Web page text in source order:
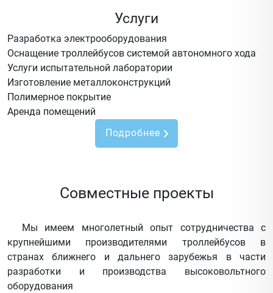
Услуги
Разработка электрооборудования
Оснащение троллейбусов системой автономного хода
Услуги испытательной лаборатории
Изготовление металлоконструкций
Полимерное покрытие
Аренда помещений
Подробнее
Совместные проекты
Мы имеем многолетный опыт сотрудничества с
крупнейшими производителями троллейбусов в
странах ближнего и дальнего зарубежья в части
разработки и производства высоковольтного
оборудования